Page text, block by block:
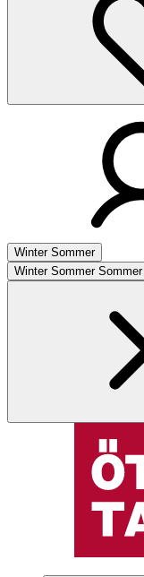
Winter Sommer
Winter Sommer Sommer